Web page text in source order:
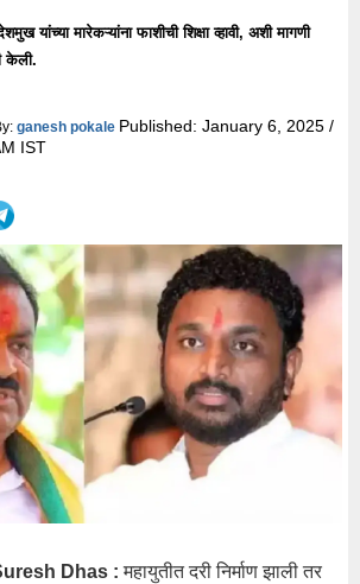
यांच्या मारेकऱ्यांना फाशीची शिक्षा व्हावी, अशी मागणी
केली.
ganesh pokale Published:January 6, 2025 /
IST
Dhas : महायुतीत दरी निर्माण झाली तर